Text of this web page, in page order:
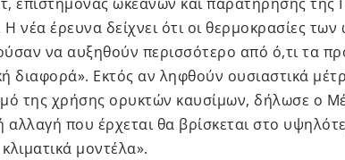
Η νέα έρευνα δείχνει ότι οι θερμοκρασίες
να αυξηθούν περισσότερο από ό,τι τα
διαφορά». Εκτός αν ληφθούν ουσιαστικά
της χρήσης ορυκτών καυσίμων, δήλωσε ο
αλλαγή που έρχεται θα βρίσκεται στο
κλιματικά μοντέλα».